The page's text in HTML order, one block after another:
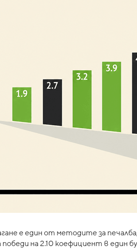
е един от методите за
на 2.10 коефициент в един